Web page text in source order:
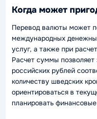
Когда может
Перевод валюты может
международных
услуг, а также при
Расчет суммы позволяет
российских рублей
количеству шведских
ориентироваться в
планировать